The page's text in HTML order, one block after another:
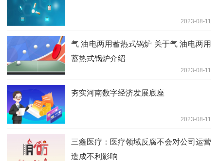
2023-08-11
气 油电两用蓄热式锅炉 关于气 油电两用
蓄热式锅炉介绍
2023-08-11
夯实河南数字经济发展底座
2023-08-11
三鑫医疗：医疗领域反腐不会对公司运营
造成不利影响